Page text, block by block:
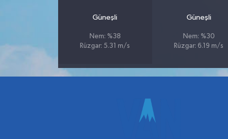
Güneşli
Nem: %38
Rüzgar: 5.31 m/s
Güneşli
Nem: %30
Rüzgar: 6.19 m/s